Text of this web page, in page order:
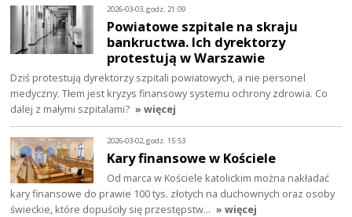
2026-03-03, godz. 21:09
Powiatowe szpitale na skraju
bankructwa. Ich dyrektorzy
protestują w Warszawie
Dziś protestują dyrektorzy szpitali powiatowych, a nie personel
medyczny. Tłem jest kryzys finansowy systemu ochrony zdrowia. Co
dalej z małymi szpitalami? » więcej
2026-03-02, godz. 15:53
Kary finansowe w Kościele
Od marca w Kościele katolickim można nakładać
kary finansowe do prawie 100 tys. złotych na duchownych oraz osoby
świeckie, które dopuściły się przestępstw… » więcej